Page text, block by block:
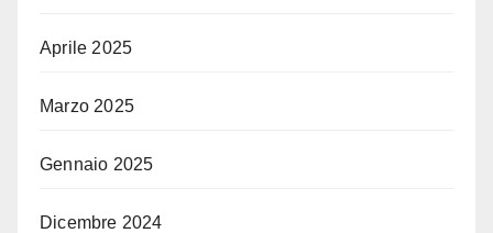
Aprile 2025
Marzo 2025
Gennaio 2025
Dicembre 2024